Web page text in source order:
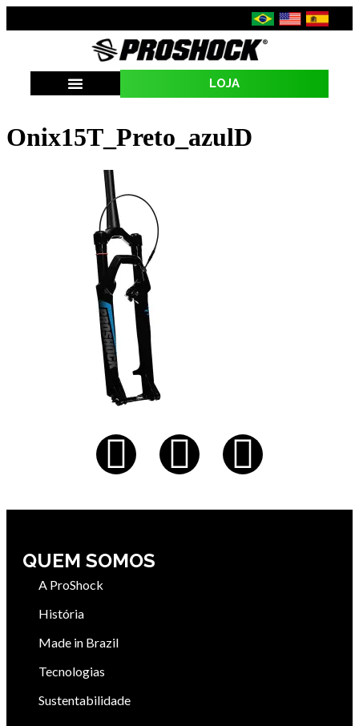
LOJA
Onix15T_Preto_azulD
QUEM SOMOS
A ProShock
História
Made in Brazil
Tecnologias
Sustentabilidade